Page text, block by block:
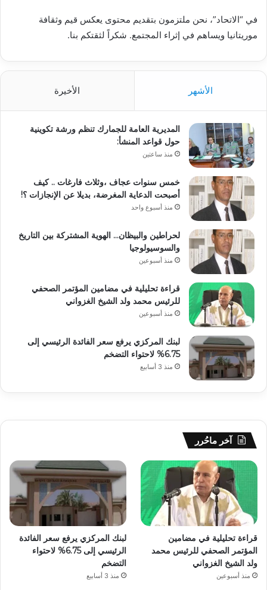
في “الاتحاد”، نحن ملتزمون بتقديم محتوى يعكس قيم وثقافة
موريتانيا ويساهم في إثراء المجتمع. شكراً لثقتكم بنا.
الأشهر الأخيرة
المديرية العامة للجمارك تنظم ورشة تكوينية
حول قواعد المنشأ:
منذ ساعتين
خمس سنوات عجاف ،وثلاث فارغات .. كيف
أصبحت الدعاية المغرضة، بديلا عن الإنجازات ؟!
منذ أسبوع واحد
لحراطين والبيظان… الهوية المشتركة بين التاريخ
والسوسيولوجيا
منذ أسبوعين
قراءة تحليلية في مضامين المؤتمر الصحفي
للرئيس محمد ولد الشيخ الغزواني
منذ أسبوعين
لبنك المركزي يرفع سعر الفائدة الرئيسي إلى
6.75% لاحتواء التضخم
منذ 3 أسابيع
آخر ماحُرر
قراءة تحليلية في مضامين
المؤتمر الصحفي للرئيس محمد
ولد الشيخ الغزواني
منذ أسبوعين
لبنك المركزي يرفع سعر الفائدة
الرئيسي إلى 6.75% لاحتواء
التضخم
منذ 3 أسابيع